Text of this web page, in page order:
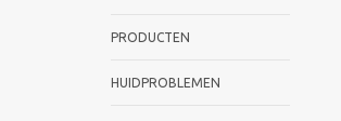
PRODUCTEN
HUIDPROBLEMEN